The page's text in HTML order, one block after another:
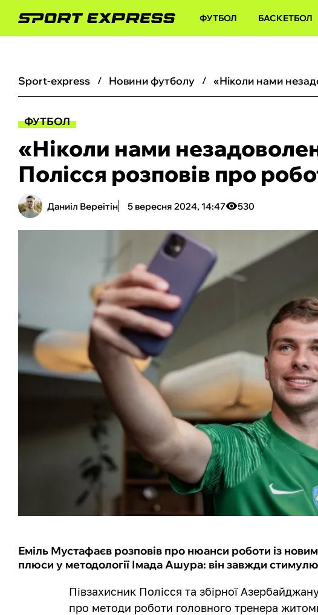
ФУТБОЛ БАСКЕТБОЛ
sport-express новини футболу
ФУТБОЛ
«Ніколи нами
Полісся розповів про
Даниіл Вереітін 5 вересня 2024, 14:47 530
Еміль Мустафаєв розповів про нюанси роботи із
плюси у методології Імада Ашура: він завжди
Півзахисник Полісся та збірної
про методи роботи головного тренера